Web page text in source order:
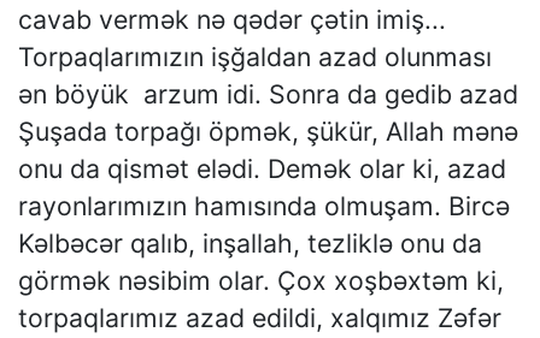
cavab vermək nə qədər çətin imiş...
Torpaqlarımızın işğaldan azad olunması
ən böyük arzum idi. Sonra da gedib azad
Şuşada torpağı öpmək, şükür, Allah mənə
onu da qismət elədi. Demək olar ki, azad
rayonlarımızın hamısında olmuşam. Bircə
Kəlbəcər qalıb, inşallah, tezliklə onu da
görmək nəsibim olar. Çox xoşbəxtəm ki,
torpaqlarımız azad edildi, xalqımız Zəfər